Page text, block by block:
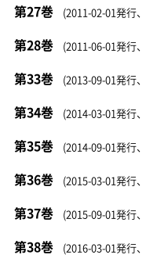
第27巻 (2011-02-01発行、
第28巻 (2011-06-01発行、
第33巻 (2013-09-01発行、
第34巻 (2014-03-01発行、
第35巻 (2014-09-01発行、
第36巻 (2015-03-01発行、
第37巻 (2015-09-01発行、
第38巻 (2016-03-01発行、